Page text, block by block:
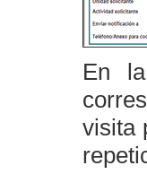
En
visita